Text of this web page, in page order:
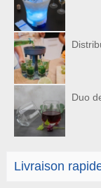
Duo
Livraison